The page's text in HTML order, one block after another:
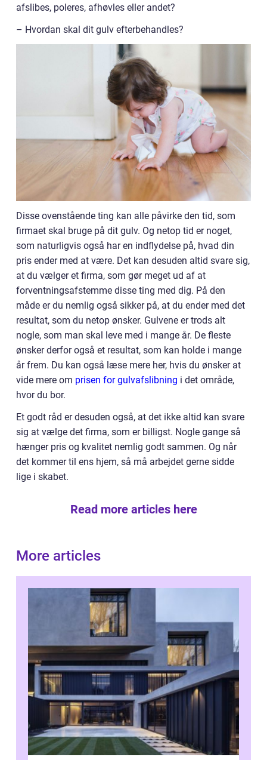
afslibes, poleres, afhøvles eller andet?
– Hvordan skal dit gulv efterbehandles?
Disse ovenstående ting kan alle påvirke den tid, som
firmaet skal bruge på dit gulv. Og netop tid er noget,
som naturligvis også har en indflydelse på, hvad din
pris ender med at være. Det kan desuden altid svare sig,
at du vælger et firma, som gør meget ud af at
forventningsafstemme disse ting med dig. På den
måde er du nemlig også sikker på, at du ender med det
resultat, som du netop ønsker. Gulvene er trods alt
nogle, som man skal leve med i mange år. De fleste
ønsker derfor også et resultat, som kan holde i mange
år frem. Du kan også læse mere her, hvis du ønsker at
vide mere om prisen for gulvafslibning i det område,
hvor du bor.
Et godt råd er desuden også, at det ikke altid kan svare
sig at vælge det firma, som er billigst. Nogle gange så
hænger pris og kvalitet nemlig godt sammen. Og når
det kommer til ens hjem, så må arbejdet gerne sidde
lige i skabet.
Read more articles here
More articles